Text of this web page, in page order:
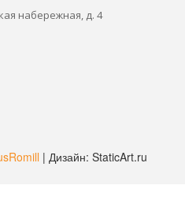
набережная, д. 4
| Дизайн: StaticArt.ru